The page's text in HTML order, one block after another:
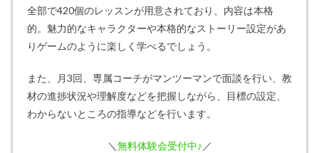
全部で420個のレッスンが用意されており、内容は本格
的。魅力的なキャラクターや本格的なストーリー設定があ
りゲームのように楽しく学べるでしょう。
また、月3回、専属コーチがマンツーマンで面談を行い、教
材の進捗状況や理解度などを把握しながら、目標の設定、
わからないところの指導などを行います。
＼ 無料体験会受付中♪ ／